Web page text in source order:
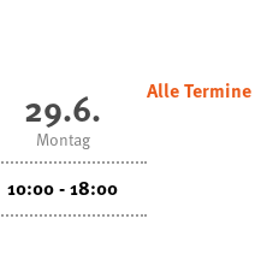
29.6.
Montag
10:00 - 18:00
Alle Termine